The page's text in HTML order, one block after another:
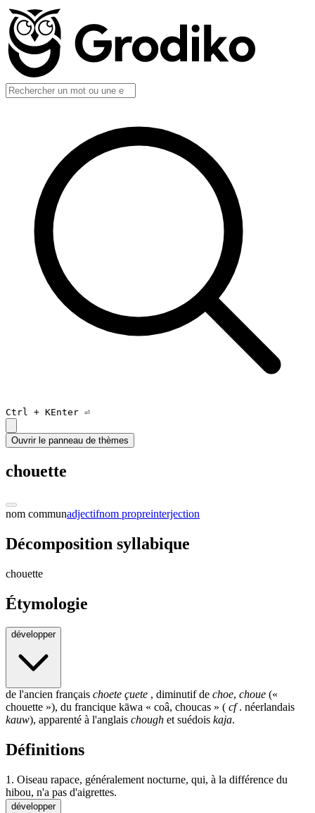
Ctrl + KEnter ⏎
Ouvrir le panneau de thèmes
chouette
nom communadjectifnom propreinterjection
Décomposition syllabique
chouette
Étymologie
développer
de l'ancien français choete çuete , diminutif de choe, choue («
chouette »), du francique kāwa « coâ, choucas » ( cf. néerlandais
kauw), apparenté à l'anglais chough et suédois kaja.
Définitions
1. Oiseau rapace, généralement nocturne, qui, à la différence du
hibou, n'a pas d'aigrettes.
développer